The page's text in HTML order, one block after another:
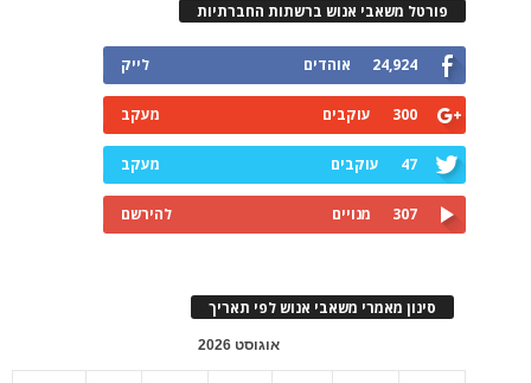
פורטל משאבי אנוש ברשתות החברתיות
24,924 אוהדים לייק
300 עוקבים מעקב
47 עוקבים מעקב
307 מנויים להירשם
סינון מאמרי משאבי אנוש לפי תאריך
אוגוסט 2026